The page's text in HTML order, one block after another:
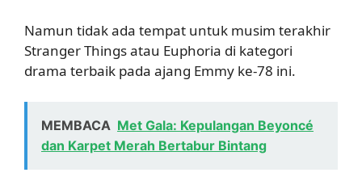
Namun tidak ada tempat untuk musim terakhir
Stranger Things atau Euphoria di kategori
drama terbaik pada ajang Emmy ke-78 ini.
MEMBACA Met Gala: Kepulangan Beyoncé
dan Karpet Merah Bertabur Bintang